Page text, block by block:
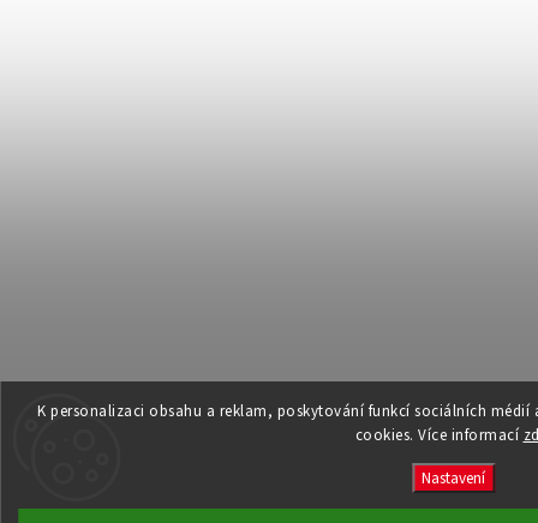
K personalizaci obsahu a reklam, poskytování funkcí sociálních
cookies. Více informací
Nastavení